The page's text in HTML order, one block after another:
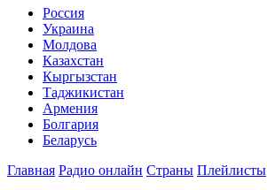
Россия
Украина
Молдова
Казахстан
Кыргызстан
Таджикистан
Армения
Болгария
Беларусь
Главная Радио онлайн Страны Плейлисты